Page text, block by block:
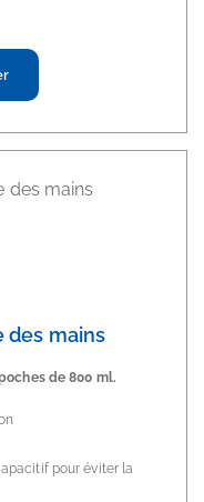
des mains
de 800 ml.
pour éviter la